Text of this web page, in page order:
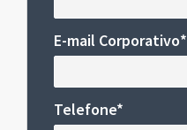
E-mail Corporativo*
Telefone*